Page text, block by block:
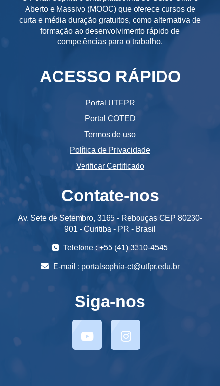
Aberto e Massivo (MOOC) que oferece cursos de
curta e média duração gratuitos, como alternativa de
formação ao desenvolvimento rápido de
competências para o trabalho.
ACESSO RÁPIDO
Portal UTFPR
Portal COTED
Termos de uso
Política de Privacidade
Verificar Certificado
Contate-nos
Av. Sete de Setembro, 3165 - Rebouças CEP 80230-
901 - Curitiba - PR - Brasil
Telefone : +55 (41) 3310-4545
E-mail : portalsophia-ct@utfpr.edu.br
Siga-nos